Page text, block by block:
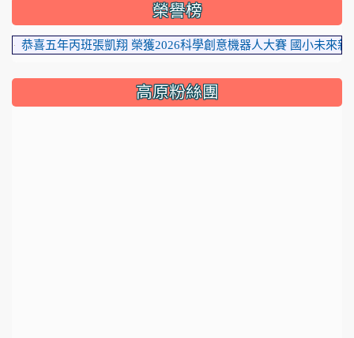
榮譽榜
五年丙班張凱翔 榮獲2026科學創意機器人大賽 國小未來新創家
高原粉絲團